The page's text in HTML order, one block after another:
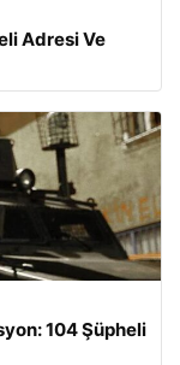
Adresi Ve
104 Şüpheli